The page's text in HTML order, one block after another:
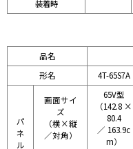
装着時
品名
形名
4T-65S7A
パ
ネ
ル
画面サイ
ズ
（横×縦
／対角）
65V型
（142.8 ×
80.4
／ 163.9c
m）